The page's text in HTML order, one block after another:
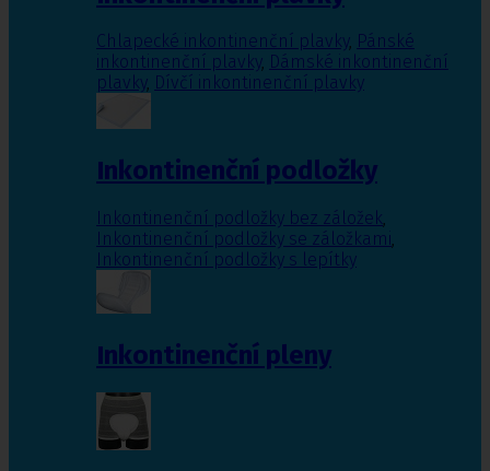
Chlapecké inkontinenční plavky, Pánské
inkontinenční plavky, Dámské inkontinenční
plavky, Dívčí inkontinenční plavky
Inkontinenční podložky
Inkontinenční podložky bez záložek,
Inkontinenční podložky se záložkami,
Inkontinenční podložky s lepítky
Inkontinenční pleny